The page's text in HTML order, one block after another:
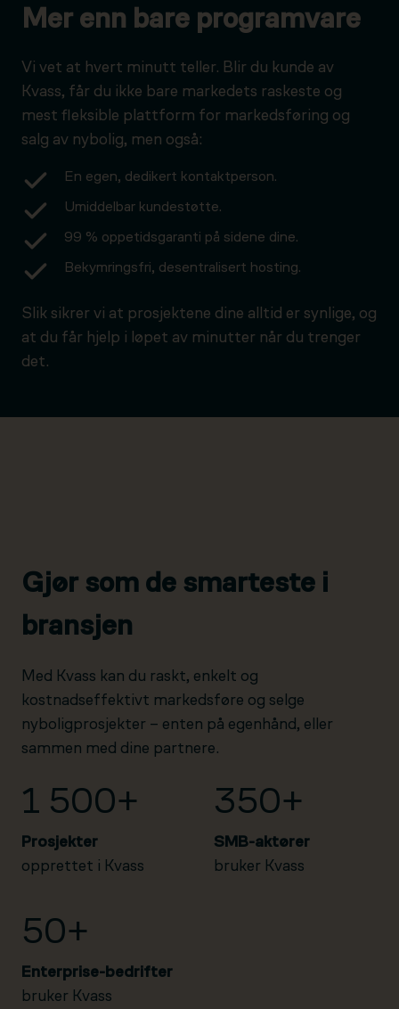
Mer enn bare programvare
Vi vet at hvert minutt teller. Blir du kunde av
Kvass, får du ikke bare markedets raskeste og
mest fleksible plattform for markedsføring og
salg av nybolig, men også:
En egen, dedikert kontaktperson.
Umiddelbar kundestøtte.
99 % oppetidsgaranti på sidene dine.
Bekymringsfri, desentralisert hosting.
Slik sikrer vi at prosjektene dine alltid er synlige, og
at du får hjelp i løpet av minutter når du trenger
det.
Gjør som de smarteste i
bransjen
Med Kvass kan du raskt, enkelt og
kostnadseffektivt markedsføre og selge
nyboligprosjekter – enten på egenhånd, eller
sammen med dine partnere.
1 500+
Prosjekter
opprettet i Kvass
350+
SMB-aktører
bruker Kvass
50+
Enterprise-bedrifter
bruker Kvass